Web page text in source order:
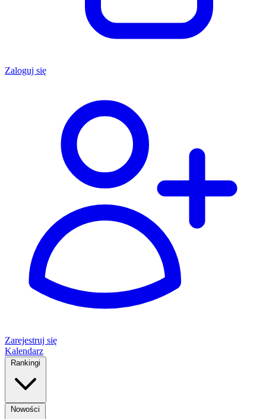
Zaloguj się
Zarejestruj się
Kalendarz
Rankingi
Nowości